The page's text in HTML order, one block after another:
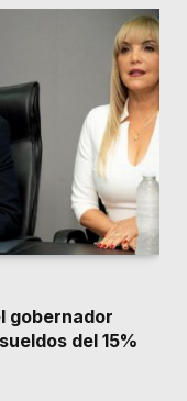
gobernador
del 15%